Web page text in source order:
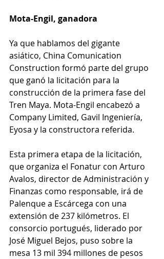
Mota-Engil, ganadora
Ya que hablamos del gigante
asiático, China Comunication
Construction formó parte del grupo
que ganó la licitación para la
construcción de la primera fase del
Tren Maya. Mota-Engil encabezó a
Company Limited, Gavil Ingeniería,
Eyosa y la constructora referida.
Esta primera etapa de la licitación,
que organiza el Fonatur con Arturo
Avalos, director de Administración y
Finanzas como responsable, irá de
Palenque a Escárcega con una
extensión de 237 kilómetros. El
consorcio portugués, liderado por
José Miguel Bejos, puso sobre la
mesa 13 mil 394 millones de pesos